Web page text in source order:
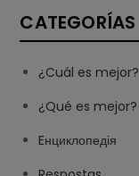
CATEGORÍAS
¿Cuál es mejor?
¿Qué es mejor?
Eнциклопедія